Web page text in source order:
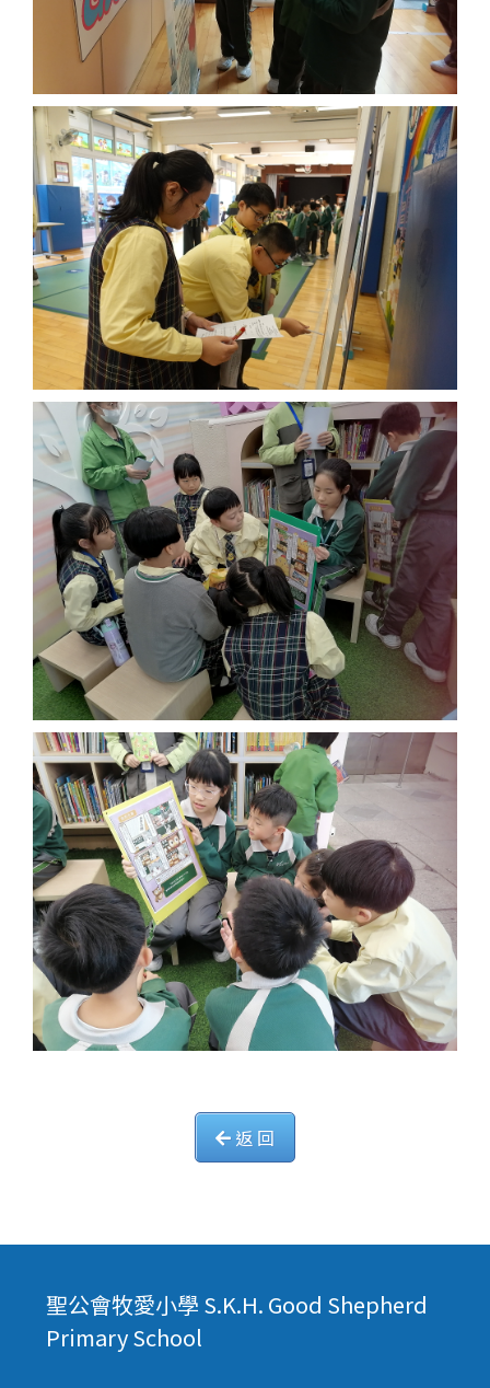
返 回
聖公會牧愛小學 S.K.H. Good Shepherd
Primary School